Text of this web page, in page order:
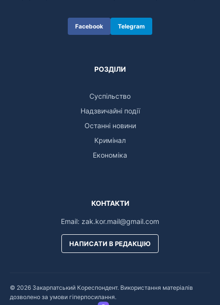
Facebook Telegram
РОЗДІЛИ
Суспільство
Надзвичайні події
Останні новини
Кримінал
Економіка
КОНТАКТИ
Email: zak.kor.mail@gmail.com
НАПИСАТИ В РЕДАКЦІЮ
© 2026 Закарпатський Кореспондент. Використання матеріалів
дозволено за умови гіперпосилання.